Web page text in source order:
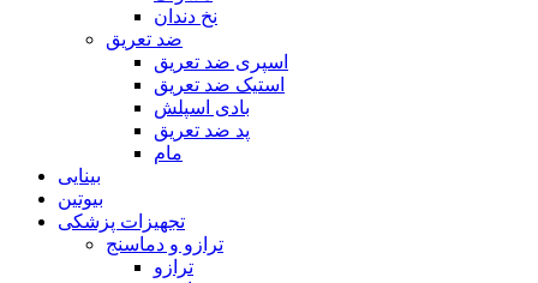
نخ دندان
ضد تعریق
اسپری ضد تعریق
استیک ضد تعریق
بادی اسپلش
پد ضد تعریق
مام
بینایی
بیوتین
تجهیزات پزشکی
ترازو و دماسنج
ترازو